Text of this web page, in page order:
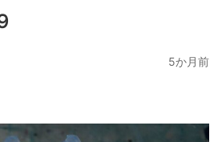
5か月前